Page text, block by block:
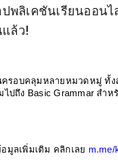
อปพลิเคชันเรียนออ
ล้ว!
รอบคลุมหลายหมวดหมู่ ทั้
ปถึง Basic Grammar สำ
มูลเพิ่มเติม คลิกเลย m.me/